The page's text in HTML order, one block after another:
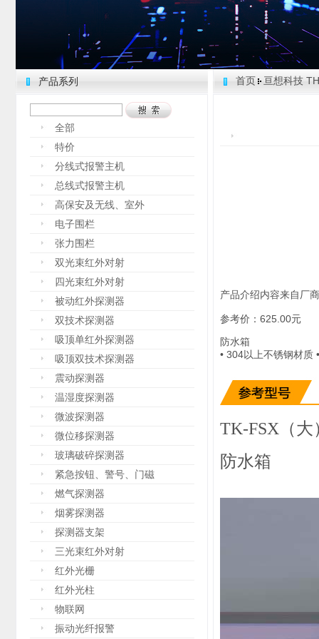
产品系列
全部
特价
分线式报警主机
总线式报警主机
高保安及无线、室外
电子围栏
张力围栏
双光束红外对射
四光束红外对射
被动红外探测器
双技术探测器
吸顶单红外探测器
吸顶双技术探测器
震动探测器
温湿度探测器
微波探测器
微位移探测器
玻璃破碎探测器
紧急按钮、警号、门磁
燃气探测器
烟雾探测器
探测器支架
三光束红外对射
红外光栅
红外光柱
物联网
振动光纤报警
首页 亘想科技
产品介绍内容来自厂
参考价：625.00元
防水箱
• 304以上不锈钢材质
TK-FSX（大
防水箱